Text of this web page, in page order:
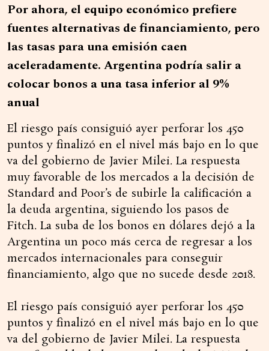
Por ahora, el equipo económico prefiere
fuentes alternativas de financiamiento, pero
las tasas para una emisión caen
aceleradamente. Argentina podría salir a
colocar bonos a una tasa inferior al 9%
anual
El riesgo país consiguió ayer perforar los 450
puntos y finalizó en el nivel más bajo en lo que
va del gobierno de Javier Milei. La respuesta
muy favorable de los mercados a la decisión de
Standard and Poor’s de subirle la calificación a
la deuda argentina, siguiendo los pasos de
Fitch. La suba de los bonos en dólares dejó a la
Argentina un poco más cerca de regresar a los
mercados internacionales para conseguir
financiamiento, algo que no sucede desde 2018.
El riesgo país consiguió ayer perforar los 450
puntos y finalizó en el nivel más bajo en lo que
va del gobierno de Javier Milei. La respuesta